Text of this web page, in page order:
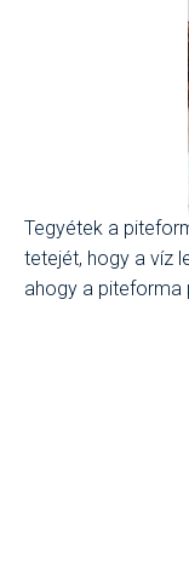
Tegyétek a
tetejét, hogy a víz
ahogy a piteforma